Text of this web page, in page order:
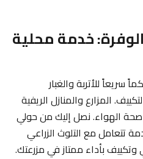
خدمة محلية
سريعاً للأتربة والغبار
المزارع والمنازل الريفية
صحة الهواء. نصل إليك من حولي
تتعامل مع التلوث الزراعي
بأداء ممتاز في مزرعتك.